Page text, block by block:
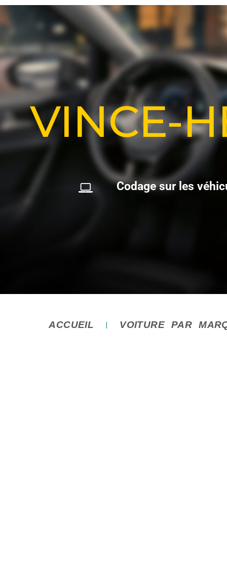
VINCE-
Codage sur les véhic
ACCUEIL VOITURE PAR